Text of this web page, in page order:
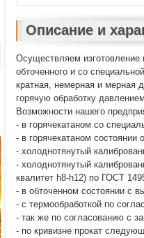
Описание и
Осуществляем изготовление
обточенного и со
кратная, немерная и мерная
горячую обработку
Возможности нашего
- в горячекатаном со
- в горячекатаном
- холоднотянутый
- холоднотянутый
квалитет h8-h12) по ГОСТ
- в обточенном состоянии с
- с термообработкой по
- так же по согласованию с
- по кривизне прокат